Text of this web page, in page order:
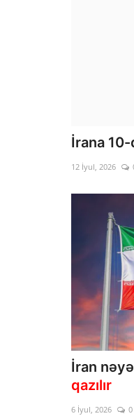
İrana 10-
12 İyul, 2026
İran nəyə
qazılır
6 İyul, 2026 0